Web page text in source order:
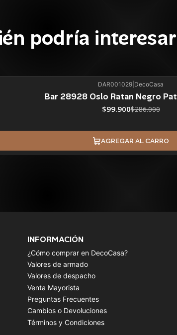
podría
DAR001029 DecoCasa
Bar 28928 Oslo Ratan Negro
$99.900$286.000
AGREGAR AL CARRO
INFORMACIÓN
¿Cómo comprar en DecoCasa?
Valores de armado
Valores de despacho
Venta Mayorista
Preguntas Frecuentes
Cambios o Devoluciones
Términos y Condiciones